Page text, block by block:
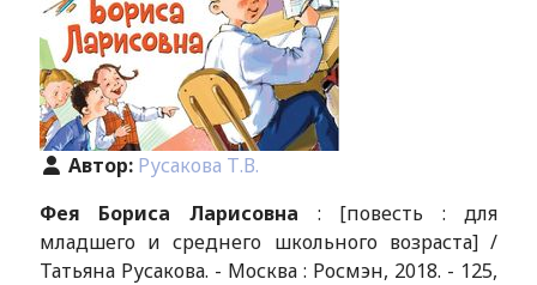
Автор: Русакова Т.В.
Фея Бориса Ларисовна : [повесть : для
младшего и среднего школьного возраста] /
Татьяна Русакова. - Москва : Росмэн, 2018. - 125,